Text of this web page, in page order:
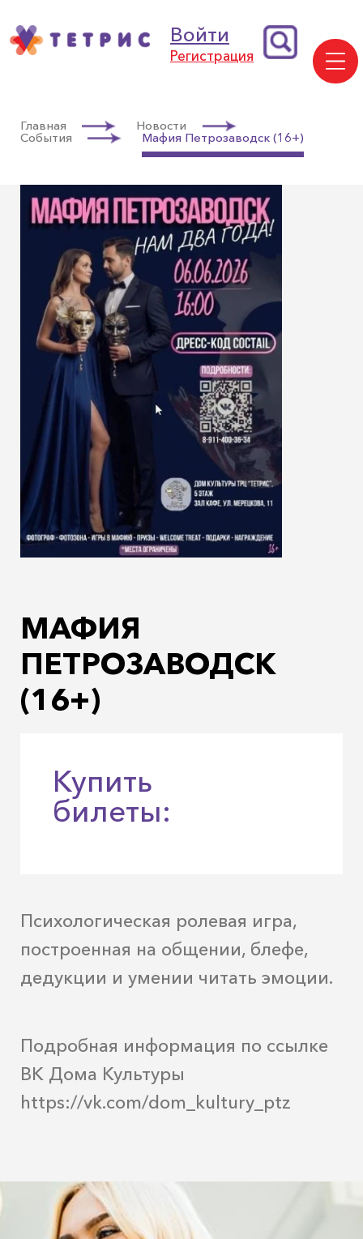
Войти
Регистрация
Главная
Новости
События
Мафия Петрозаводск (16+)
МАФИЯ
ПЕТРОЗАВОДСК
(16+)
Купить
билеты:
Психологическая ролевая игра,
построенная на общении, блефе,
дедукции и умении читать эмоции.
Подробная информация по ссылке
ВК Дома Культуры
https://vk.com/dom_kultury_ptz